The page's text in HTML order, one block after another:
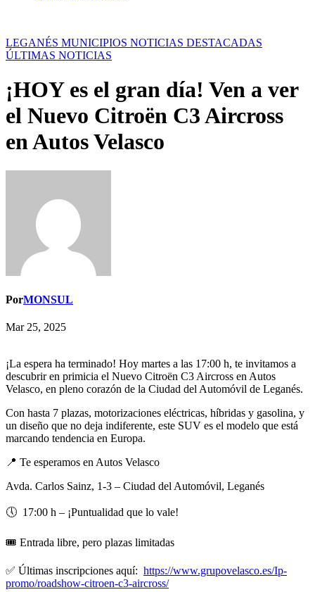
LEGANÉS MUNICIPIOS NOTICIAS DESTACADAS
ÚLTIMAS NOTICIAS
¡HOY es el gran día! Ven a ver
el Nuevo Citroën C3 Aircross
en Autos Velasco
PorMONSUL
Mar 25, 2025
¡La espera ha terminado! Hoy martes a las 17:00 h, te invitamos a
descubrir en primicia el Nuevo Citroën C3 Aircross en Autos
Velasco, en pleno corazón de la Ciudad del Automóvil de Leganés.
Con hasta 7 plazas, motorizaciones eléctricas, híbridas y gasolina, y
un diseño que no deja indiferente, este SUV es el modelo que está
marcando tendencia en Europa.
📍 Te esperamos en Autos Velasco
Avda. Carlos Sainz, 1-3 – Ciudad del Automóvil, Leganés
🕔 17:00 h – ¡Puntualidad que lo vale!
​🎟️ Entrada libre, pero plazas limitadas
✅ Últimas inscripciones aquí: https://www.grupovelasco.es/Ip-
promo/roadshow-citroen-c3-aircross/